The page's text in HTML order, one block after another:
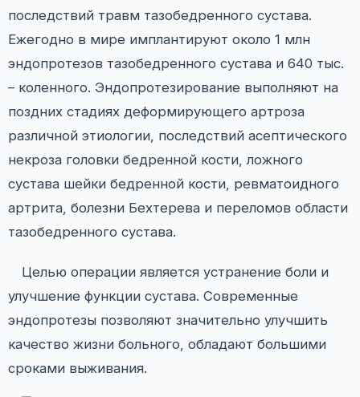
последствий травм тазобедренного сустава.
Ежегодно в мире имплантируют около 1 млн
эндопротезов тазобедренного сустава и 640 тыс.
– коленного. Эндопротезирование выполняют на
поздних стадиях деформирующего артроза
различной этиологии, последствий асептического
некроза головки бедренной кости, ложного
сустава шейки бедренной кости, ревматоидного
артрита, болезни Бехтерева и переломов области
тазобедренного сустава.
Целью операции является устранение боли и
улучшение функции сустава. Современные
эндопротезы позволяют значительно улучшить
качество жизни больного, обладают большими
сроками выживания.